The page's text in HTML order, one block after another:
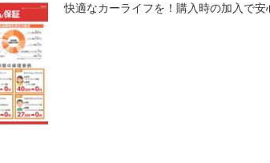
快適なカーライフを！購入時の加入で安